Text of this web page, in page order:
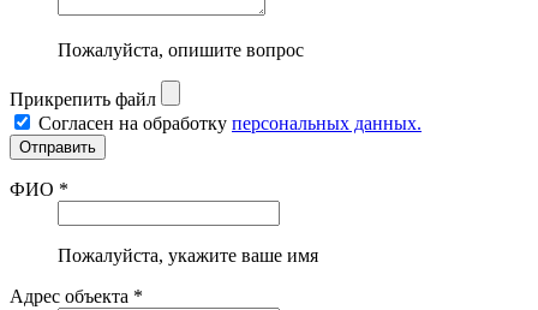
Пожалуйста, опишите вопрос
Прикрепить файл
Согласен на обработку персональных данных.
ФИО *
Пожалуйста, укажите ваше имя
Адрес объекта *